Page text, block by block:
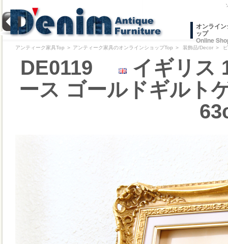
オンライ
ップ
Online
アンティーク家具Top ＞ アンティーク家具のオンラインショップTop ＞ 装飾品/Decor ＞
DE0119
イギリス
ース ゴールドギルト